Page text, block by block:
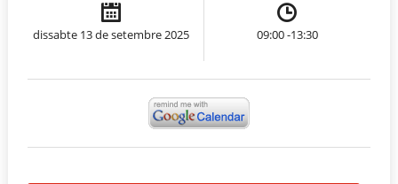
dissabte 13 de setembre 2025 09:00 -13:30